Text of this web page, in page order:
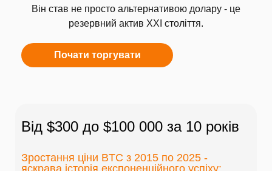
Він став не просто альтернативою долару - це
резервний актив XXI століття.
Почати торгувати
Від $300 до $100 000 за 10 років
Зростання ціни BTC з 2015 по 2025 -
яскрава історія експоненційного успіху: